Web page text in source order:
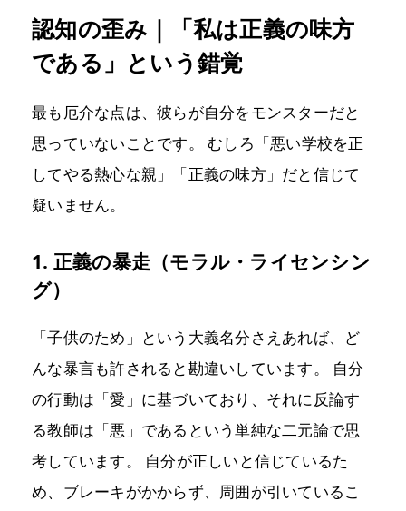
認知の歪み｜「私は正義の味方
である」という錯覚
最も厄介な点は、彼らが自分をモンスターだと
思っていないことです。 むしろ「悪い学校を正
してやる熱心な親」「正義の味方」だと信じて
疑いません。
1. 正義の暴走（モラル・ライセンシン
グ）
「子供のため」という大義名分さえあれば、ど
んな暴言も許されると勘違いしています。 自分
の行動は「愛」に基づいており、それに反論す
る教師は「悪」であるという単純な二元論で思
考しています。 自分が正しいと信じているた
め、ブレーキがかからず、周囲が引いているこ